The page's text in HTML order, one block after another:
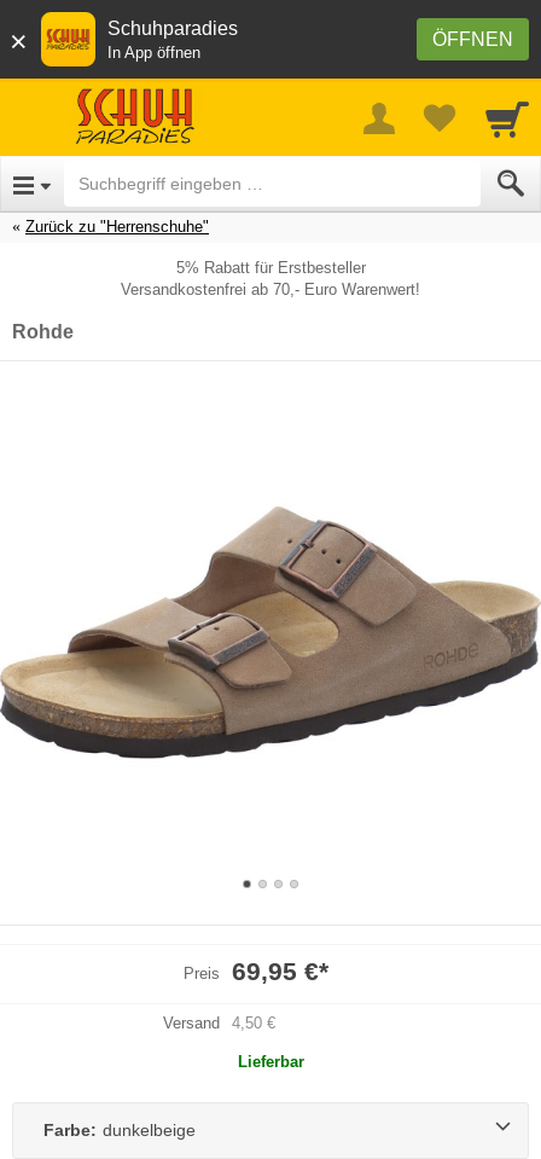
× ÖFFNEN
Schuhparadies
In App öffnen
Zurück zu "Herrenschuhe"
5% Rabatt für Erstbesteller
Versandkostenfrei ab 70,- Euro Warenwert!
Rohde
Preis 69,95 €*
Versand 4,50 €
Lieferbar
Farbe: dunkelbeige